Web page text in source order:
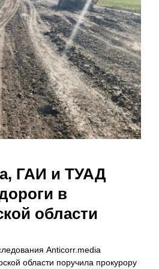
ГАИ и ТУАД
в
области
Anticorr.media
области поручила прокурору